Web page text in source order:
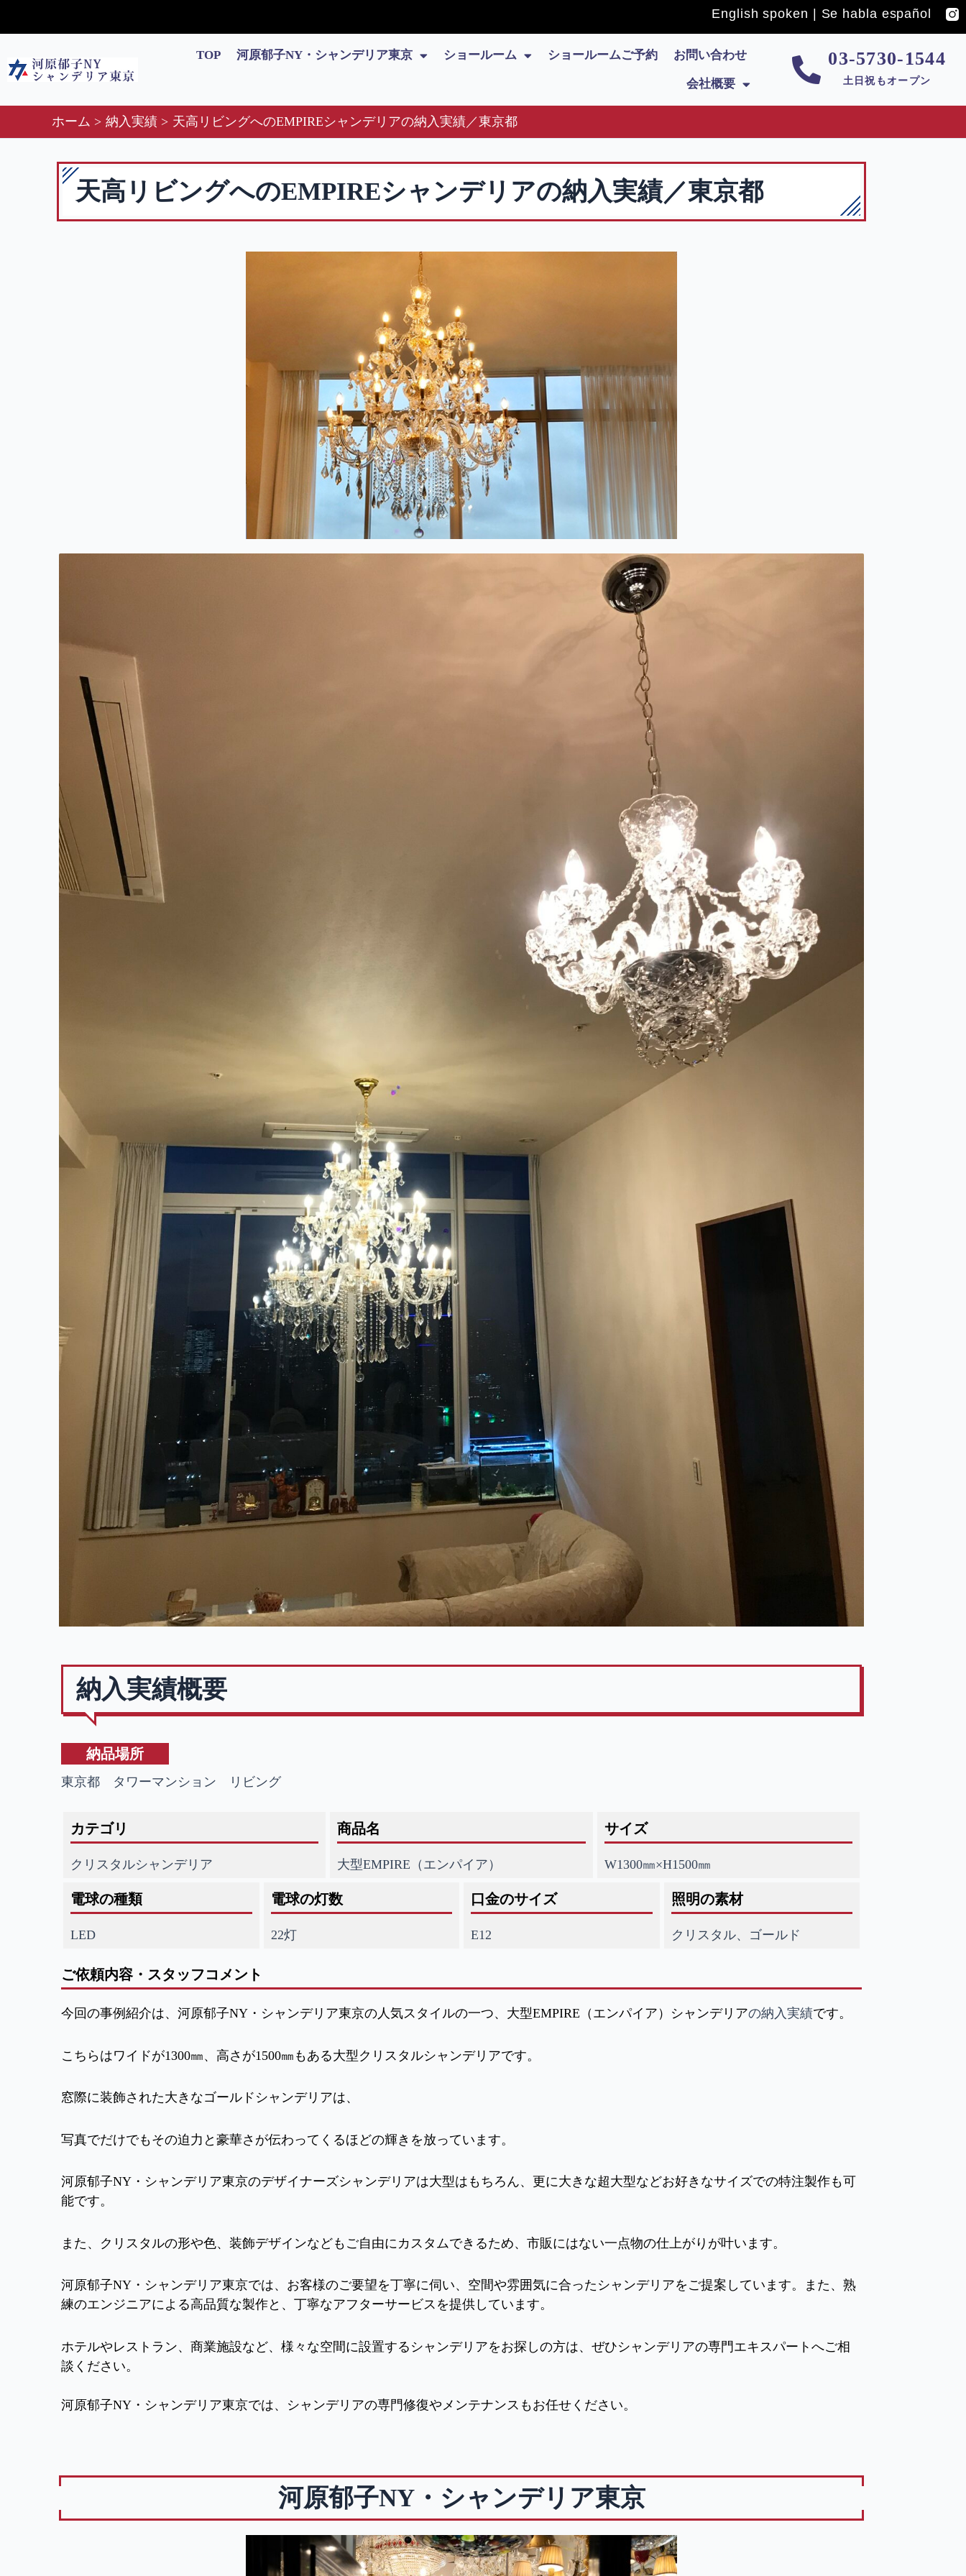
ス
ッ
English spoken | Se habla español
TOP 河原郁子NY・シャンデリア東京 ショールーム ショールームご予約 お問い合わせ
会社概要
03-5730-1544
土日祝もオープン
ホーム 納入実績 天高リビングへのEMPIREシャンデリアの納入実績／東京都
天高リビングへのEMPIREシャンデリアの納入実績／東京都
納入実績概要
納品場所
東京都 タワーマンション リビング
カテゴリ
クリスタルシャンデリア
商品名
大型EMPIRE（エンパイア）
サイズ
W1300㎜×H1500㎜
電球の種類
LED
電球の灯数
22灯
口金のサイズ
E12
照明の素材
クリスタル、ゴールド
ご依頼内容・スタッフコメント
今回の事例紹介は、河原郁子NY・シャンデリア東京の人気スタイルの一つ、大型EMPIRE（エンパイア）シャンデリアの納入実績です。
こちらはワイドが1300㎜、高さが1500㎜もある大型クリスタルシャンデリアです。
窓際に装飾された大きなゴールドシャンデリアは、
写真でだけでもその迫力と豪華さが伝わってくるほどの輝きを放っています。
河原郁子NY・シャンデリア東京のデザイナーズシャンデリアは大型はもちろん、更に大きな超大型などお好きなサイズでの特注製作も可
能です。
また、クリスタルの形や色、装飾デザインなどもご自由にカスタムできるため、市販にはない一点物の仕上がりが叶います。
河原郁子NY・シャンデリア東京では、お客様のご要望を丁寧に伺い、空間や雰囲気に合ったシャンデリアをご提案しています。また、熟
練のエンジニアによる高品質な製作と、丁寧なアフターサービスを提供しています。
ホテルやレストラン、商業施設など、様々な空間に設置するシャンデリアをお探しの方は、ぜひシャンデリアの専門エキスパートへご相
談ください。
河原郁子NY・シャンデリア東京では、シャンデリアの専門修復やメンテナンスもお任せください。
河原郁子NY・シャンデリア東京